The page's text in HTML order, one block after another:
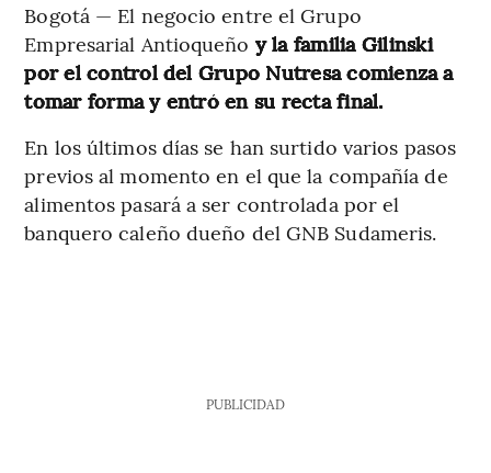
Bogotá — El negocio entre el Grupo
Empresarial Antioqueño y la familia Gilinski
por el control del Grupo Nutresa comienza a
tomar forma y entró en su recta final.
En los últimos días se han surtido varios pasos
previos al momento en el que la compañía de
alimentos pasará a ser controlada por el
banquero caleño dueño del GNB Sudameris.
PUBLICIDAD